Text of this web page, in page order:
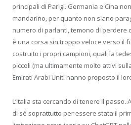
principali di Parigi. Germania e Cina
mandarino, per quanto non siano
numero di parlanti, temono di perdere
è una corsa sin troppo veloce verso il
costruito i propri campioni, quali la
piccoli (ma ultimamente molto attivi
Emirati Arabi Uniti hanno proposto il
L’Italia sta cercando di tenere il passo.
di sé soprattutto per essere stata il